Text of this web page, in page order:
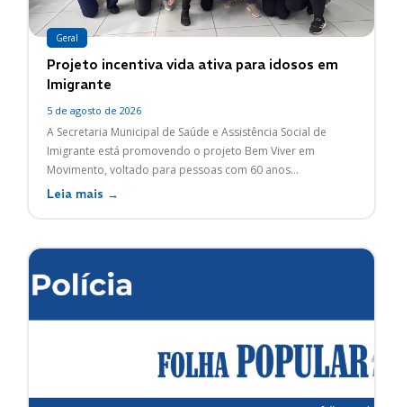
Geral
Projeto incentiva vida ativa para idosos em
Imigrante
5 de agosto de 2026
A Secretaria Municipal de Saúde e Assistência Social de
Imigrante está promovendo o projeto Bem Viver em
Movimento, voltado para pessoas com 60 anos...
Leia mais →